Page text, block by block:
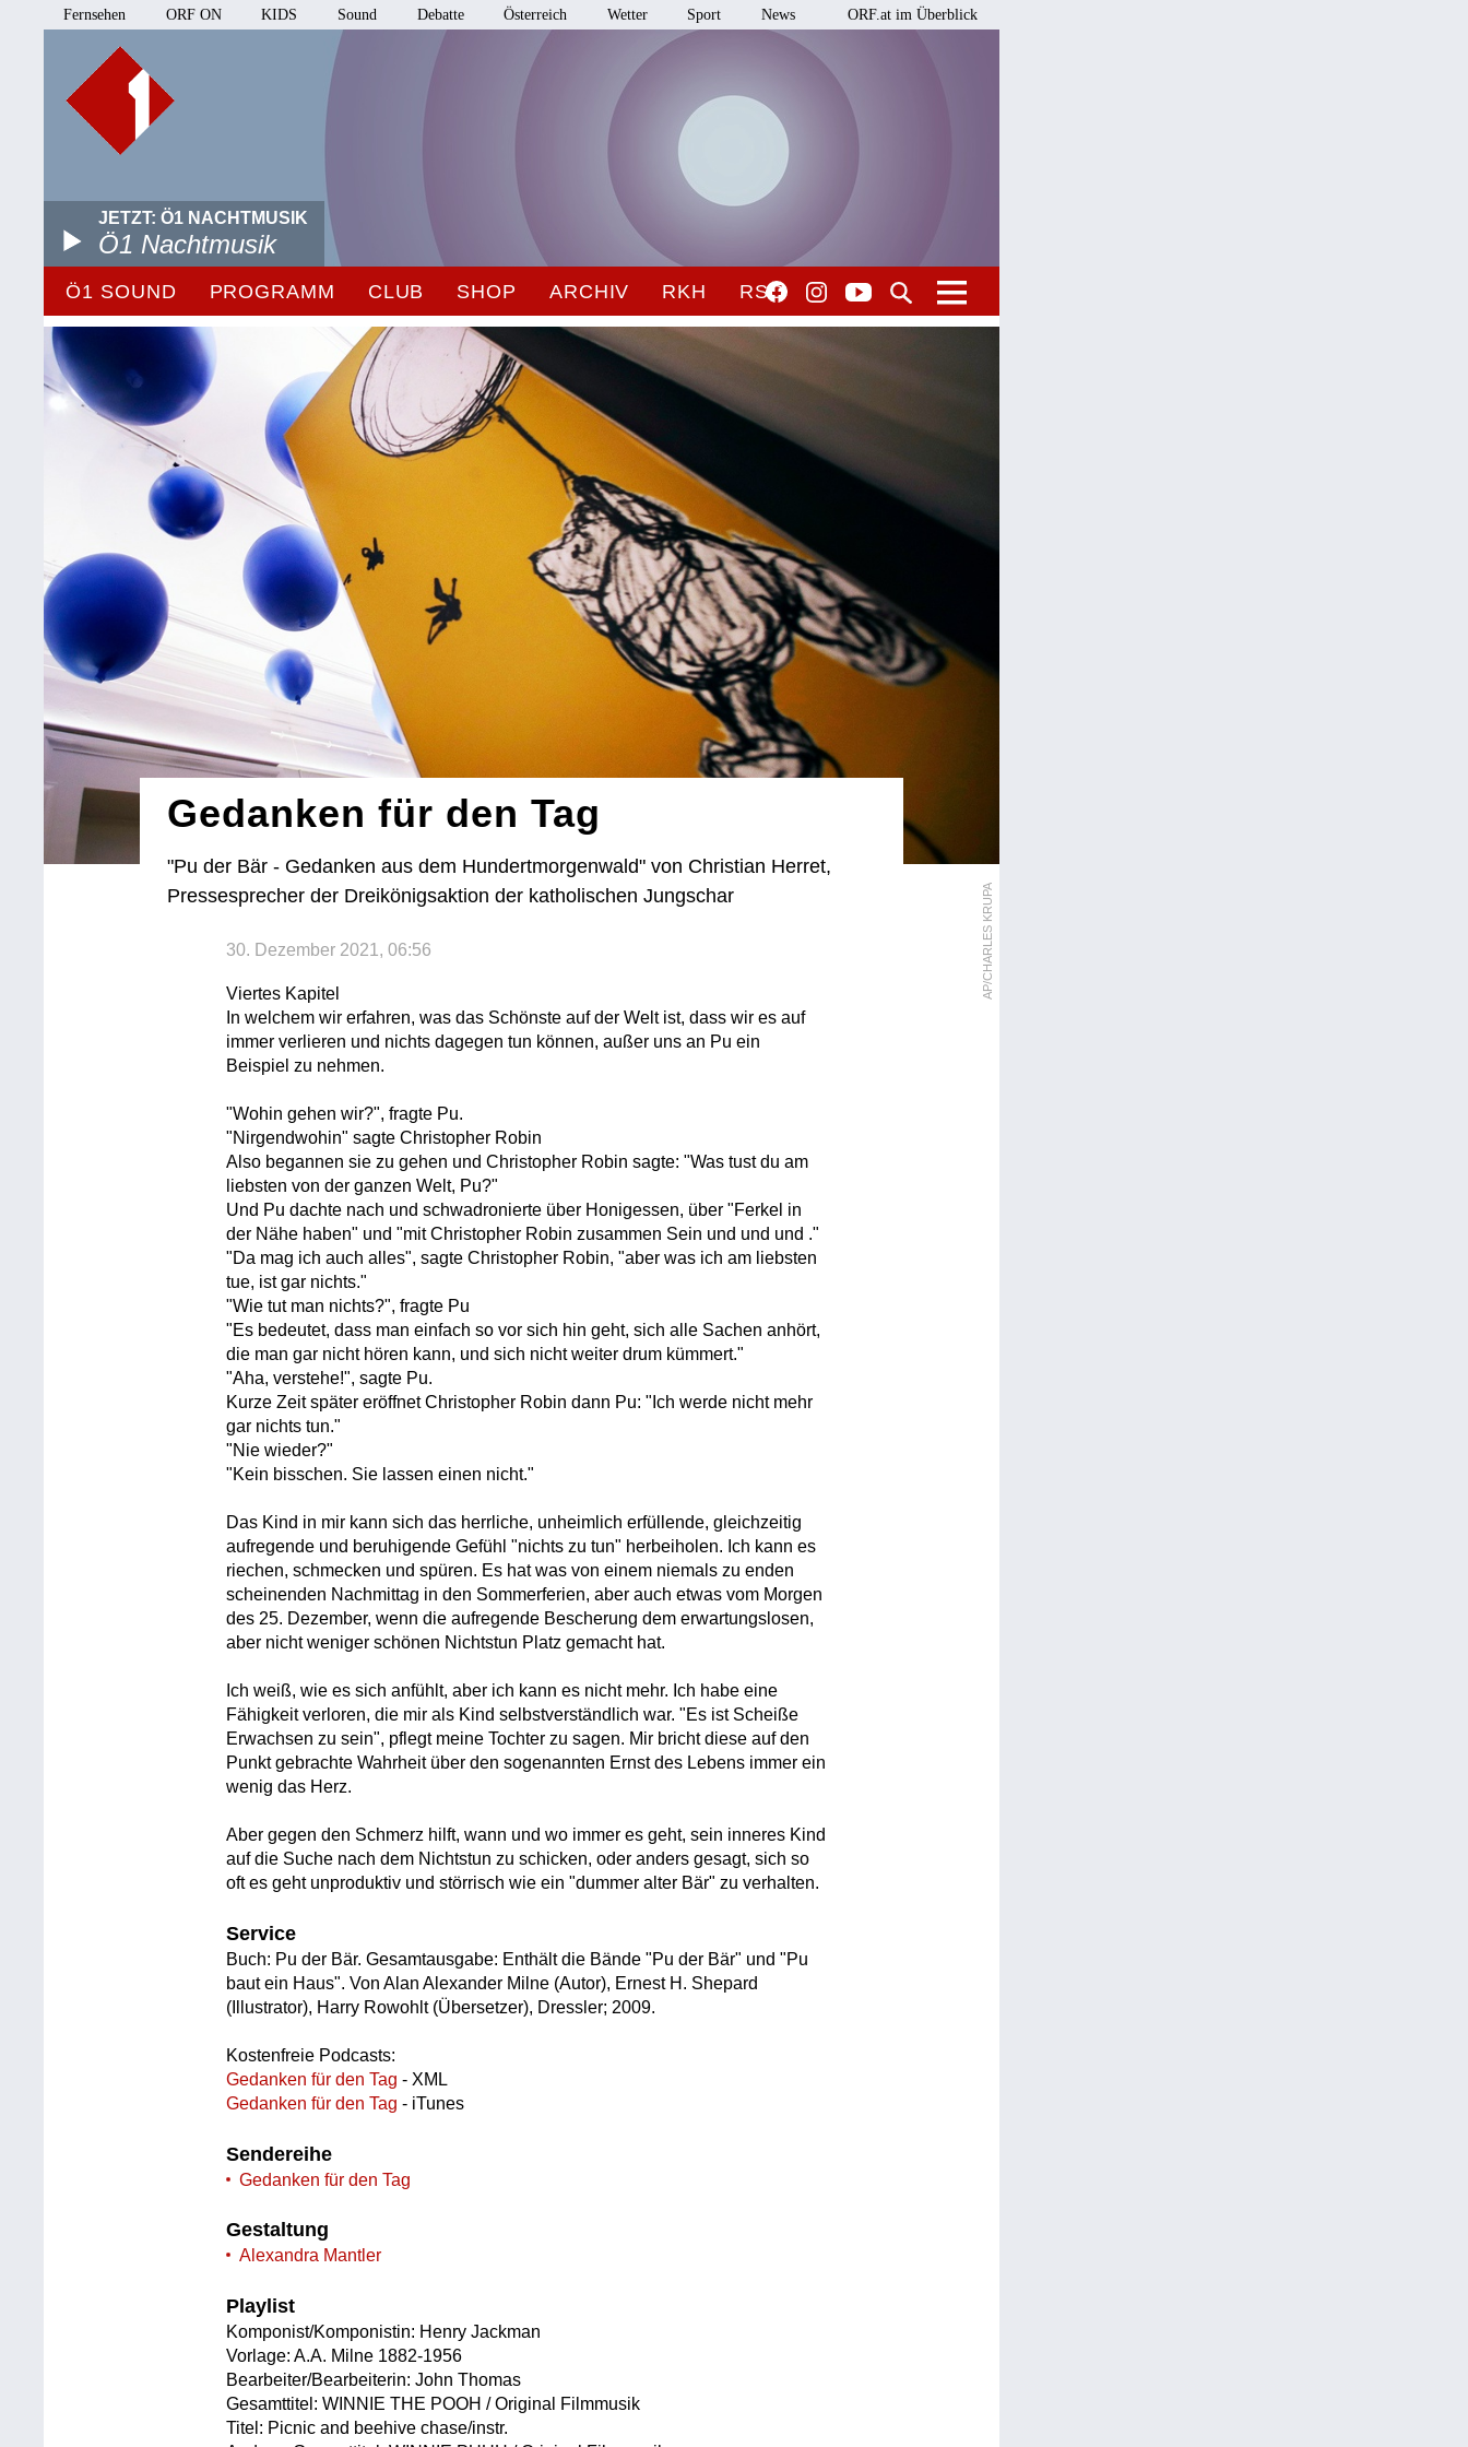
Fernsehen ORF ON KIDS Sound Debatte Österreich Wetter Sport News ORF.at im Überblick
JETZT: Ö1 NACHTMUSIK
Ö1 Nachtmusik
Ö1 SOUND PROGRAMM CLUB SHOP ARCHIV RKH RSO
AP/CHARLES KRUPA
Gedanken für den Tag
"Pu der Bär - Gedanken aus dem Hundertmorgenwald" von Christian Herret,
Pressesprecher der Dreikönigsaktion der katholischen Jungschar
30. Dezember 2021, 06:56
Viertes Kapitel
In welchem wir erfahren, was das Schönste auf der Welt ist, dass wir es auf
immer verlieren und nichts dagegen tun können, außer uns an Pu ein
Beispiel zu nehmen.
"Wohin gehen wir?", fragte Pu.
"Nirgendwohin" sagte Christopher Robin
Also begannen sie zu gehen und Christopher Robin sagte: "Was tust du am
liebsten von der ganzen Welt, Pu?"
Und Pu dachte nach und schwadronierte über Honigessen, über "Ferkel in
der Nähe haben" und "mit Christopher Robin zusammen Sein und und und ."
"Da mag ich auch alles", sagte Christopher Robin, "aber was ich am liebsten
tue, ist gar nichts."
"Wie tut man nichts?", fragte Pu
"Es bedeutet, dass man einfach so vor sich hin geht, sich alle Sachen anhört,
die man gar nicht hören kann, und sich nicht weiter drum kümmert."
"Aha, verstehe!", sagte Pu.
Kurze Zeit später eröffnet Christopher Robin dann Pu: "Ich werde nicht mehr
gar nichts tun."
"Nie wieder?"
"Kein bisschen. Sie lassen einen nicht."
Das Kind in mir kann sich das herrliche, unheimlich erfüllende, gleichzeitig
aufregende und beruhigende Gefühl "nichts zu tun" herbeiholen. Ich kann es
riechen, schmecken und spüren. Es hat was von einem niemals zu enden
scheinenden Nachmittag in den Sommerferien, aber auch etwas vom Morgen
des 25. Dezember, wenn die aufregende Bescherung dem erwartungslosen,
aber nicht weniger schönen Nichtstun Platz gemacht hat.
Ich weiß, wie es sich anfühlt, aber ich kann es nicht mehr. Ich habe eine
Fähigkeit verloren, die mir als Kind selbstverständlich war. "Es ist Scheiße
Erwachsen zu sein", pflegt meine Tochter zu sagen. Mir bricht diese auf den
Punkt gebrachte Wahrheit über den sogenannten Ernst des Lebens immer ein
wenig das Herz.
Aber gegen den Schmerz hilft, wann und wo immer es geht, sein inneres Kind
auf die Suche nach dem Nichtstun zu schicken, oder anders gesagt, sich so
oft es geht unproduktiv und störrisch wie ein "dummer alter Bär" zu verhalten.
Service
Buch: Pu der Bär. Gesamtausgabe: Enthält die Bände "Pu der Bär" und "Pu
baut ein Haus". Von Alan Alexander Milne (Autor), Ernest H. Shepard
(Illustrator), Harry Rowohlt (Übersetzer), Dressler; 2009.
Kostenfreie Podcasts:
Gedanken für den Tag - XML
Gedanken für den Tag - iTunes
Sendereihe
Gedanken für den Tag
Gestaltung
Alexandra Mantler
Playlist
Komponist/Komponistin: Henry Jackman
Vorlage: A.A. Milne 1882-1956
Bearbeiter/Bearbeiterin: John Thomas
Gesamttitel: WINNIE THE POOH / Original Filmmusik
Titel: Picnic and beehive chase/instr.